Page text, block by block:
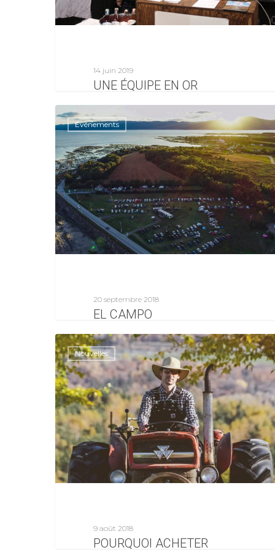
14 juin 2019
UNE ÉQUIPE EN OR
C’est il y a maintenant 15
ans que Léandre a
commencé à travailler sur
son…
Laurence Girard 0
Événements
20 septembre 2018
EL CAMPO
El Campo, c'est la
rencontre annuelle
d'adeptes de la #vanlife,
mouvement de plus en
plus…
Laurence Girard 0
Nouvelles
9 août 2018
POURQUOI ACHETER